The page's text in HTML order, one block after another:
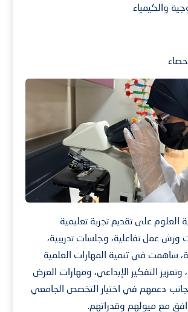
والكيمياء
على تقديم تجربة تعليمية
ورش عمل تفاعلية، وجلسات تدريبية،
ساهمت في تنمية المهارات العلمية
التفكير الإبداعي، ومهارات العرض
جانب دعمهم في اختيار التخصص الجامعي
مع ميولهم وقدراتهم.